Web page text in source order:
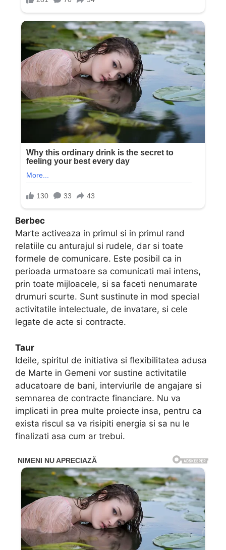
Berbec
Marte activeaza in primul si in primul rand
relatiile cu anturajul si rudele, dar si toate
formele de comunicare. Este posibil ca in
perioada urmatoare sa comunicati mai intens,
prin toate mijloacele, si sa faceti nenumarate
drumuri scurte. Sunt sustinute in mod special
activitatile intelectuale, de invatare, si cele
legate de acte si contracte.
Taur
Ideile, spiritul de initiativa si flexibilitatea adusa
de Marte in Gemeni vor sustine activitatile
aducatoare de bani, interviurile de angajare si
semnarea de contracte financiare. Nu va
implicati in prea multe proiecte insa, pentru ca
exista riscul sa va risipiti energia si sa nu le
finalizati asa cum ar trebui.